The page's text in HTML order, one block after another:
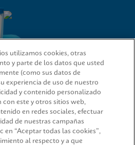
utilizamos cookies, otras
y parte de los datos que usted
(como sus datos de
experiencia de uso de nuestro
y contenido personalizado
con este y otros sitios web,
en redes sociales, efectuar
de nuestras campañas
en “Aceptar todas las cookies”,
al respecto y a que